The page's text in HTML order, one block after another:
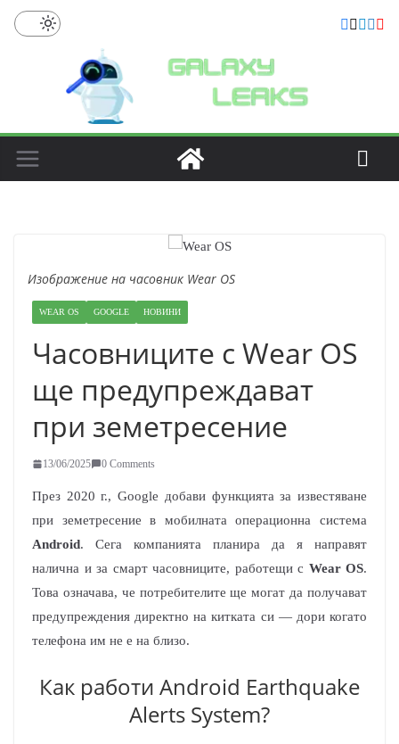
Skip
Изображение на часовник Wear OS
WEAR OS GOOGLE НОВИНИ
Часовниците с Wear OS
ще предупреждават
при земетресение
13/06/2025 0 Comments
През 2020 г., Google добави функцията за известяване
при земетресение в мобилната операционна система
Android. Сега компанията планира да я направят
налична и за смарт часовниците, работещи с Wear OS.
Това означава, че потребителите ще могат да получават
предупреждения директно на китката си — дори когато
телефона им не е на близо.
Как работи Android Earthquake
Alerts System?